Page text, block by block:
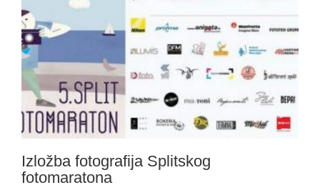
Izložba fotografija Splitskog
fotomaratona